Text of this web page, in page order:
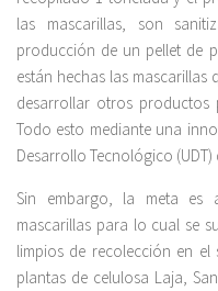
las mascarillas, son
producción de un pellet de
están hechas las
desarrollar otros productos
Todo esto mediante una
Desarrollo Tecnológico
Sin embargo, la meta es
mascarillas para lo cual se
limpios de recolección en el
plantas de celulosa Laja,